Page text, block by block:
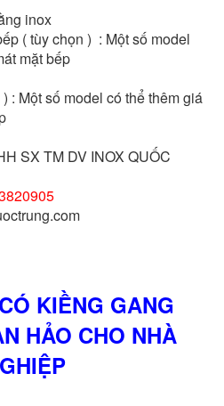
inox
( tùy chọn ) : Một số model
mặt bếp
: Một số model có thể thêm giá
SX TM DV INOX QUỐC
KIỀNG GANG
HẢO CHO NHÀ